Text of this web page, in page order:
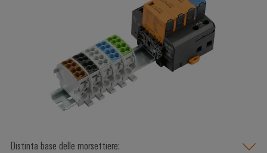
Distinta base delle morsettiere: